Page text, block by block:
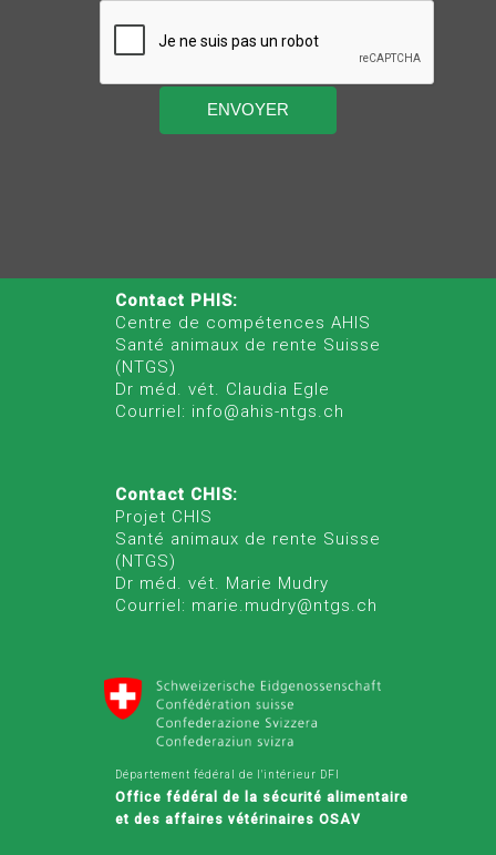
Contact PHIS:
Centre de compétences AHIS
Santé animaux de rente Suisse
(NTGS)
Dr méd. vét. Claudia Egle
Courriel: info@ahis-ntgs.ch
Contact CHIS:
Projet CHIS
Santé animaux de rente Suisse
(NTGS)
Dr méd. vét. Marie Mudry
Courriel: marie.mudry@ntgs.ch
Département fédéral de l'intérieur DFI
Office fédéral de la sécurité alimentaire
et des affaires vétérinaires OSAV